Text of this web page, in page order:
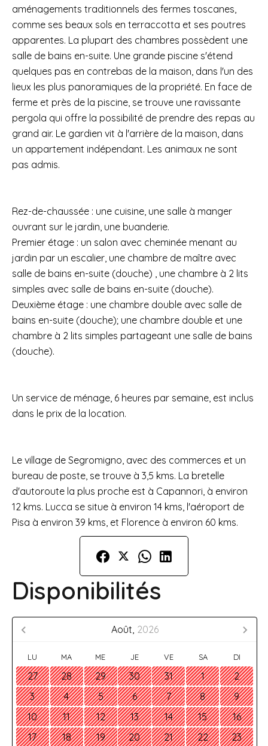
aménagements traditionnels des fermes toscanes,
comme ses beaux sols en terraccotta et ses poutres
apparentes. La plupart des chambres possèdent une
salle de bains en-suite. Une grande piscine s'étend
quelques pas en contrebas de la maison, dans l'un des
lieux les plus panoramiques de la propriété. En face de
ferme et près de la piscine, se trouve une ravissante
pergola qui offre la possibilité de prendre des repas au
grand air. Le gardien vit à l'arrière de la maison, dans
un appartement indépendant. Les animaux ne sont
pas admis.
Rez-de-chaussée : une cuisine, une salle à manger
ouvrant sur le jardin, une buanderie.
Premier étage : un salon avec cheminée menant au
jardin par un escalier, une chambre de maître avec
salle de bains en-suite (douche) , une chambre à 2 lits
simples avec salle de bains en-suite (douche).
Deuxième étage : une chambre double avec salle de
bains en-suite (douche); une chambre double et une
chambre à 2 lits simples partageant une salle de bains
(douche).
Un service de ménage, 6 heures par semaine, est inclus
dans le prix de la location.
Le village de Segromigno, avec des commerces et un
bureau de poste, se trouve à 3,5 kms. La bretelle
d'autoroute la plus proche est à Capannori, à environ
12 kms. Lucca se situe à environ 14 kms, l'aéroport de
Pisa à environ 39 kms, et Florence à environ 60 kms.
Disponibilités
Août, 2026
LU MA ME JE VE SA DI
27 28 29 30 31 1
2
3
4 5 6 7 8
9
10
11 12 13 14 15
16
17
18 19 20 21 22
23